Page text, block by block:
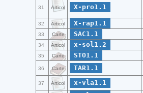
31 Articol X-pro1.1
32 Articol X-rap1.1
33 Carte SAC1.1
34 Articol x-sol1.2
35 Carte STO1.1
36 Carte TAR1.1
37 Articol x-vla1.1